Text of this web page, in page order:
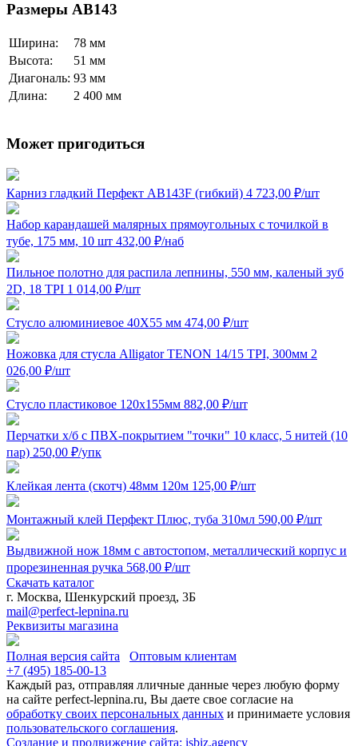
Размеры AB143
Ширина:
78 мм
Высота:
51 мм
Диагональ: 93 мм
Длина:
2 400 мм
Может пригодиться
Карниз гладкий Перфект AB143F (гибкий) 4 723,00 ₽/шт
Набор карандашей малярных прямоугольных с точилкой в
тубе, 175 мм, 10 шт 432,00 ₽/наб
Пильное полотно для распила лепнины, 550 мм, каленый зуб
2D, 18 TPI 1 014,00 ₽/шт
Стусло алюминиевое 40Х55 мм 474,00 ₽/шт
Ножовка для стусла Alligator TENON 14/15 TPI, 300мм 2
026,00 ₽/шт
Стусло пластиковое 120x155мм 882,00 ₽/шт
Перчатки х/б с ПВХ-покрытием "точки" 10 класс, 5 нитей (10
пар) 250,00 ₽/упк
Клейкая лента (скотч) 48мм 120м 125,00 ₽/шт
Монтажный клей Перфект Плюс, туба 310мл 590,00 ₽/шт
Выдвижной нож 18мм с автостопом, металлический корпус и
прорезиненная ручка 568,00 ₽/шт
Скачать каталог
г. Москва, Шенкурский проезд, 3Б
mail@perfect-lepnina.ru
Реквизиты магазина
Полная версия сайта
Оптовым клиентам
+7 (495) 185-00-13
Каждый раз, отправляя лличные данные через любую форму
на сайте perfect-lepnina.ru, Вы даете свое согласие на
обработку своих персональных данных и принимаете условия
пользовательского соглашения.
Создание и продвижение сайта: isbiz.agency